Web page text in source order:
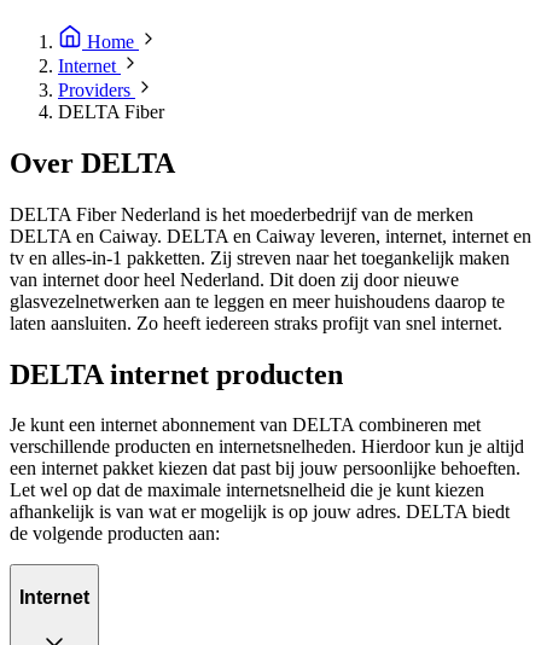
Home
Internet
Providers
DELTA Fiber
Over DELTA
DELTA Fiber Nederland is het moederbedrijf van de merken
DELTA en Caiway. DELTA en Caiway leveren, internet, internet en
tv en alles-in-1 pakketten. Zij streven naar het toegankelijk maken
van internet door heel Nederland. Dit doen zij door nieuwe
glasvezelnetwerken aan te leggen en meer huishoudens daarop te
laten aansluiten. Zo heeft iedereen straks profijt van snel internet.
DELTA internet producten
Je kunt een internet abonnement van DELTA combineren met
verschillende producten en internetsnelheden. Hierdoor kun je altijd
een internet pakket kiezen dat past bij jouw persoonlijke behoeften.
Let wel op dat de maximale internetsnelheid die je kunt kiezen
afhankelijk is van wat er mogelijk is op jouw adres. DELTA biedt
de volgende producten aan:
Internet